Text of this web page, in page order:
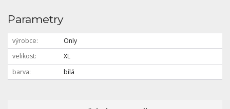
Parametry
výrobce
Only
velikost
XL
barva
bílá